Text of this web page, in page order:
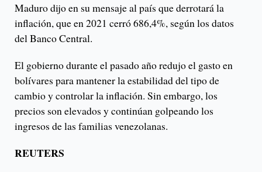
Maduro dijo en su mensaje al país que derrotará la
inflación, que en 2021 cerró 686,4%, según los datos
del Banco Central.
El gobierno durante el pasado año redujo el gasto en
bolívares para mantener la estabilidad del tipo de
cambio y controlar la inflación. Sin embargo, los
precios son elevados y continúan golpeando los
ingresos de las familias venezolanas.
REUTERS